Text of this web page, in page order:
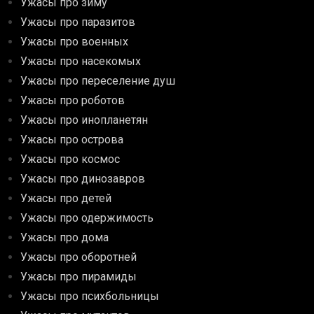
Ужасы про паразитов
Ужасы про военных
Ужасы про насекомых
Ужасы про переселение душ
Ужасы про роботов
Ужасы про инопланетян
Ужасы про острова
Ужасы про космос
Ужасы про динозавров
Ужасы про детей
Ужасы про одержимость
Ужасы про дома
Ужасы про оборотней
Ужасы про пирамиды
Ужасы про психбольницы